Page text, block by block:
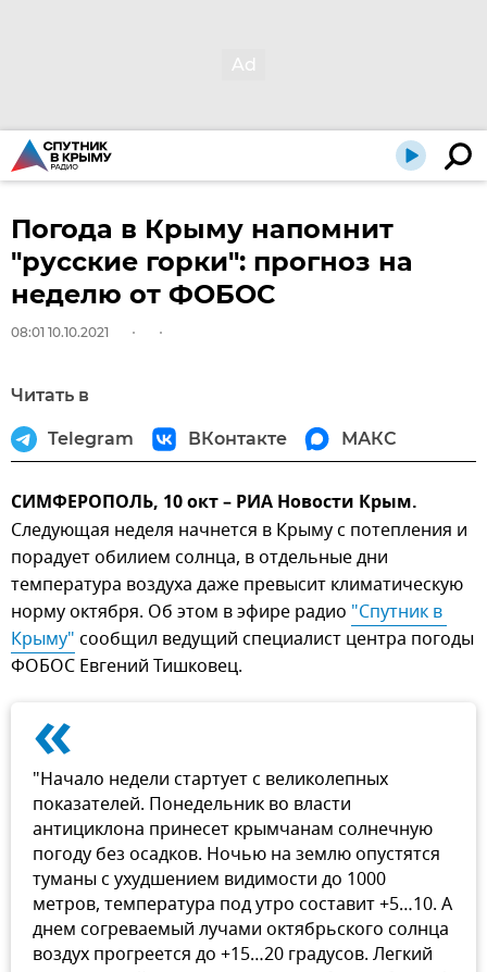
Погода в Крыму напомнит
"русские горки": прогноз на
неделю от ФОБОС
08:01 10.10.2021
Читать в
Telegram ВКонтакте МАКС
СИМФЕРОПОЛЬ, 10 окт – РИА Новости Крым.
Следующая неделя начнется в Крыму с потепления и
порадует обилием солнца, в отдельные дни
температура воздуха даже превысит климатическую
норму октября. Об этом в эфире радио "Спутник в
Крыму" сообщил ведущий специалист центра погоды
ФОБОС Евгений Тишковец.
«
"Начало недели стартует с великолепных
показателей. Понедельник во власти
антициклона принесет крымчанам солнечную
погоду без осадков. Ночью на землю опустятся
туманы с ухудшением видимости до 1000
метров, температура под утро составит +5…10. А
днем согреваемый лучами октябрьского солнца
воздух прогреется до +15…20 градусов. Легкий